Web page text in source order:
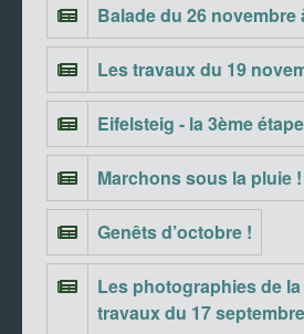
Balade du 26 novembre
Les travaux du 19
Eifelsteig - la 3ème
Marchons sous la pluie !
Genêts d’octobre !
Les photographies de
travaux du 17